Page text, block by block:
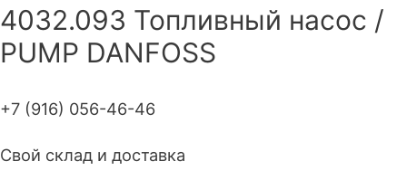
4032.093 Топливный насос /
PUMP DANFOSS
+7 (916) 056-46-46
Свой склад и доставка